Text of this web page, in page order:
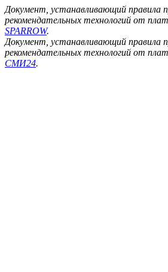
Документ, устанавливающий правила
рекомендательных технологий от
SPARROW.
Документ, устанавливающий правила
рекомендательных технологий от
СМИ24.